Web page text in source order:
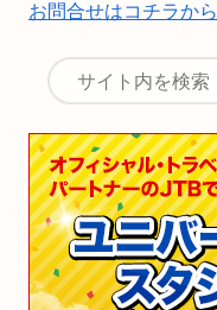
お問合せはコチラから